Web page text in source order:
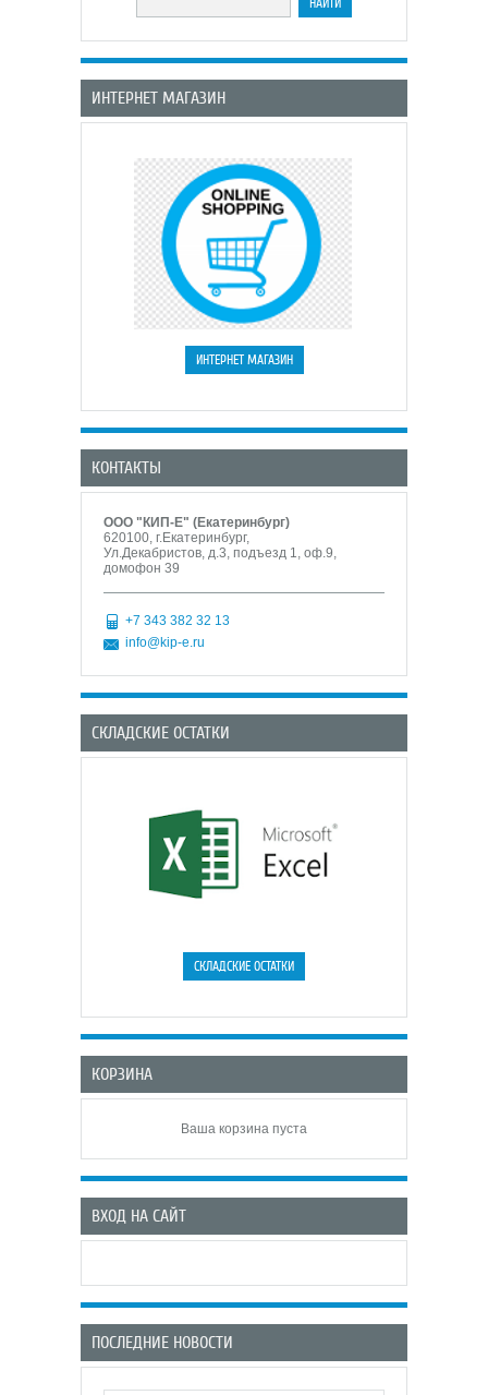
ИНТЕРНЕТ МАГАЗИН
КОНТАКТЫ
ООО "КИП-Е" (Екатеринбург)
620100, г.Екатеринбург,
Ул.Декабристов, д.3, подъезд 1, оф.9,
домофон 39
+7 343 382 32 13
info@kip-e.ru
СКЛАДСКИЕ ОСТАТКИ
КОРЗИНА
Ваша корзина пуста
ВХОД НА САЙТ
ПОСЛЕДНИЕ НОВОСТИ